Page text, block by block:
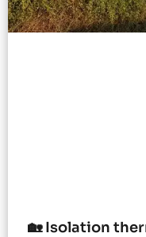
🏡 Isolation